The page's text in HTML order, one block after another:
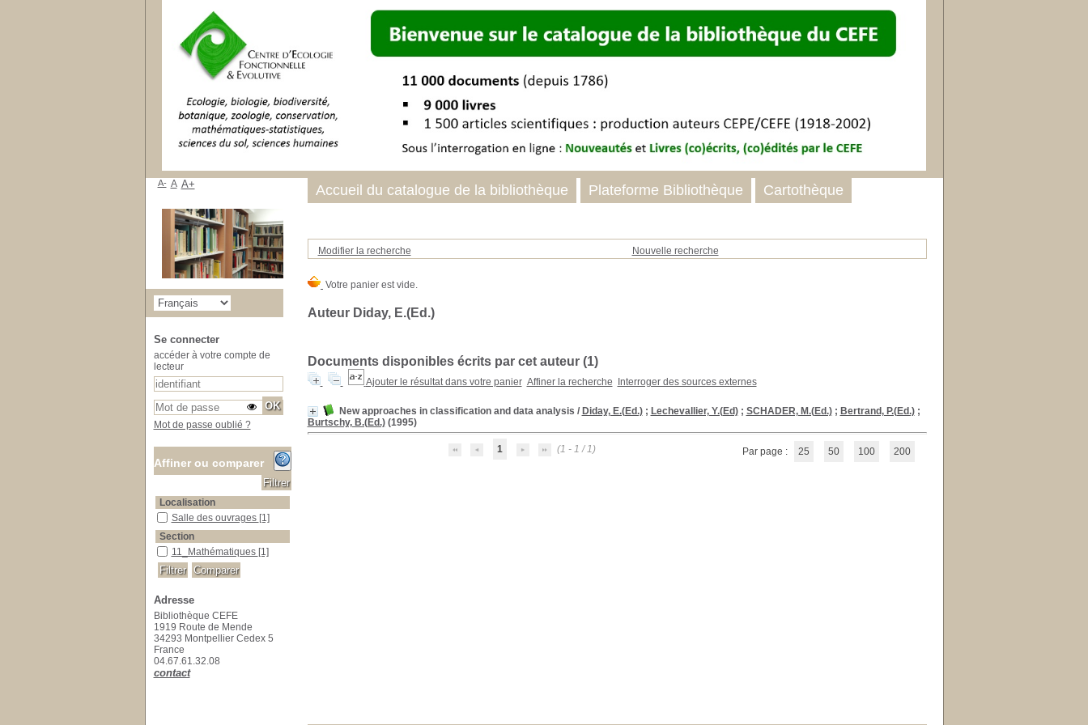
Modifier la recherche Nouvelle recherche
Auteur Diday, E.(Ed.)
Documents disponibles écrits par cet auteur (1)
Ajouter le résultat dans votre panier Affiner la recherche Interroger des sources externes
New approaches in classification and data analysis / Diday, E.(Ed.); Lechevallier, Y.(Ed); SCHADER, M.(Ed.); Bertrand, P.(Ed.);
Burtschy, B.(Ed.)(1995)
1 (1 - 1 / 1) Par page : 25 50 100 200
Accueil du catalogue de la bibliothèque Plateforme Bibliothèque Cartothèque
A- A A+
Se connecter
accéder à votre compte de
lecteur
Mot de passe oublié ?
Affiner ou comparer
Localisation
Salle des ouvrages
Salle des ouvrages [1]
Section
11_Mathématiques
11_Mathématiques [1]
Adresse
Bibliothèque CEFE
1919 Route de Mende
34293 Montpellier Cedex 5
France
04.67.61.32.08
contact